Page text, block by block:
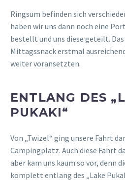
Ringsum befinden sich
haben wir uns dann noch eine
bestellt und uns diese geteilt.
Mittagssnack erstmal
weiter voransetzten.
ENTLANG DES
PUKAKI“
Von „Twizel“ ging unsere Fahrt
Campingplatz. Auch diese Fahrt
aber kam uns kaum so vor, denn
komplett entlang des „Lake